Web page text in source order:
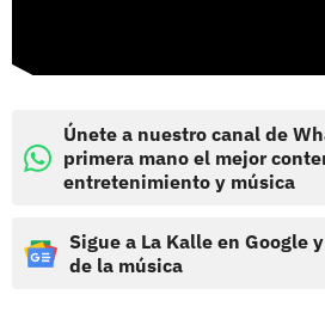
Únete a nuestro canal de
primera mano el mejor
entretenimiento y música
Sigue a La Kalle en Google
de la música